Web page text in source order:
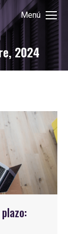
Menú
2024